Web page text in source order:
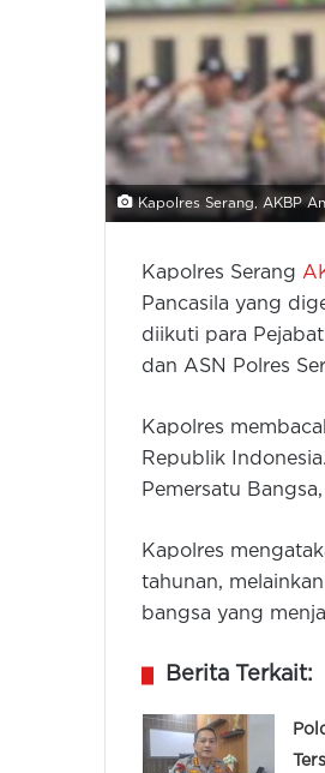
Kapolres Serang, AKBP
Kapolres Serang
Pancasila yang
diikuti para
dan ASN Polres
Kapolres
Republik
Pemersatu
Kapolres
tahunan,
bangsa yang
Berita Terkait: